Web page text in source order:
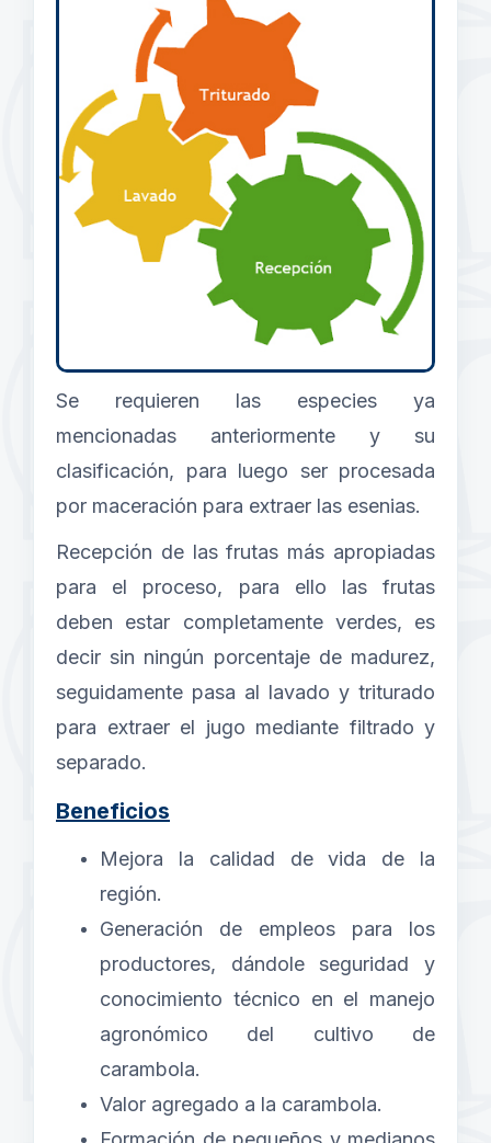
Se requieren las especies ya
mencionadas anteriormente y su
clasificación, para luego ser procesada
por maceración para extraer las esenias.
Recepción de las frutas más apropiadas
para el proceso, para ello las frutas
deben estar completamente verdes, es
decir sin ningún porcentaje de madurez,
seguidamente pasa al lavado y triturado
para extraer el jugo mediante filtrado y
separado.
Beneficios
Mejora la calidad de vida de la
región.
Generación de empleos para los
productores, dándole seguridad y
conocimiento técnico en el manejo
agronómico del cultivo de
carambola.
Valor agregado a la carambola.